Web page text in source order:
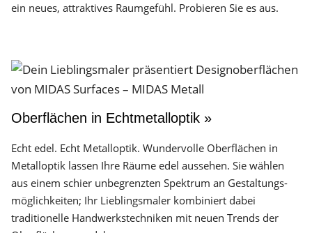
ein neues, attraktives Raumgefühl. Probieren Sie es aus.
Oberflächen in Echtmetalloptik »
Echt edel. Echt Metalloptik. Wundervolle Oberflächen in
Metalloptik lassen Ihre Räume edel aussehen. Sie wählen
aus einem schier unbegrenzten Spektrum an Gestaltungs­
möglichkeiten; Ihr Lieblingsmaler kombiniert dabei
traditionelle Handwerks­techniken mit neuen Trends der